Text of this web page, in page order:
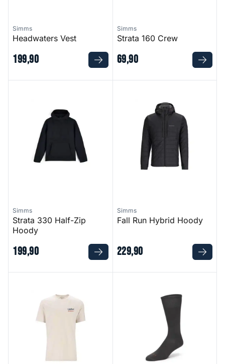
Simms
Headwaters Vest
199,90
Simms
Strata 160 Crew
69,90
Simms
Strata 330 Half-Zip
Hoody
199,90
Simms
Fall Run Hybrid Hoody
229,90